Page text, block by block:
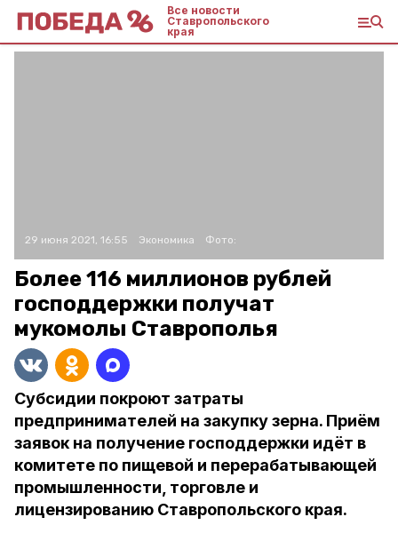
Все новости
Ставропольского
края
29 июня 2021, 16:55 Экономика Фото:
Более 116 миллионов рублей
господдержки получат
мукомолы Ставрополья
Субсидии покроют затраты
предпринимателей на закупку зерна. Приём
заявок на получение господдержки идёт в
комитете по пищевой и перерабатывающей
промышленности, торговле и
лицензированию Ставропольского края.